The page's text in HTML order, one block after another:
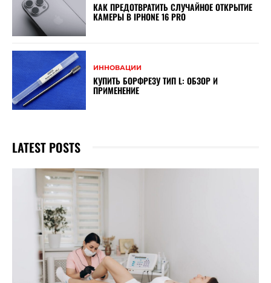
КАК ПРЕДОТВРАТИТЬ СЛУЧАЙНОЕ ОТКРЫТИЕ
КАМЕРЫ В IPHONE 16 PRO
ИННОВАЦИИ
КУПИТЬ БОРФРЕЗУ ТИП L: ОБЗОР И
ПРИМЕНЕНИЕ
LATEST POSTS